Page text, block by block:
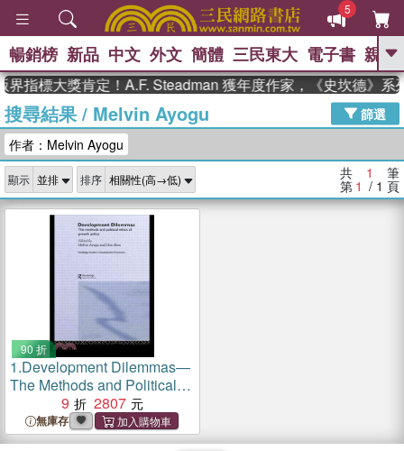
5
GO
熱搜： 高希均教授回憶錄
、 The Odyssey 、 父親節 、 如果歷
獎 臺灣漫遊錄 、 方念華 、 台灣的李
登輝時代
數學女孩：黎曼猜想 、
偉大的迷走神經
暢銷榜 新品 中文 外文 簡體 三民東大 電子書 親子
指標大獎肯定！A.F. Steadman 獲年度作家，《史坎德》系
搜尋結果/ Melvin Ayogu
篩選
作者：Melvin Ayogu
顯示 排序 共 1 筆
第 1 / 1 頁
90 折
1.Development Dilemmas—
The Methods and Political
Ethics of Growth Policy
9 2807
無庫存